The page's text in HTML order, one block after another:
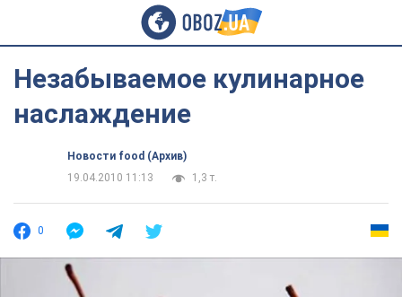
Незабываемое кулинарное
наслаждение
Новости food (Архив)
19.04.2010 11:13
1,3 т.
0